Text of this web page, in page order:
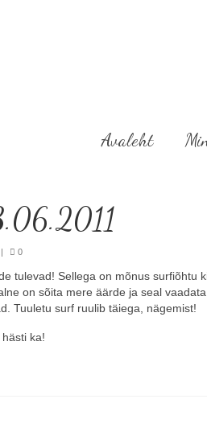
Avaleht
| 0
tulevad! Sellega on mõnus surfiõhtu
on sõita mere äärde ja seal
Tuuletu surf ruulib täiega, nägemist!
ka!